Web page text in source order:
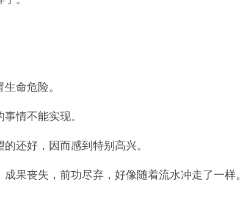
命危险。
情不能实现。
还好，因而感到特别高兴。
丧失，前功尽弃，好像随着流水冲走了一样。